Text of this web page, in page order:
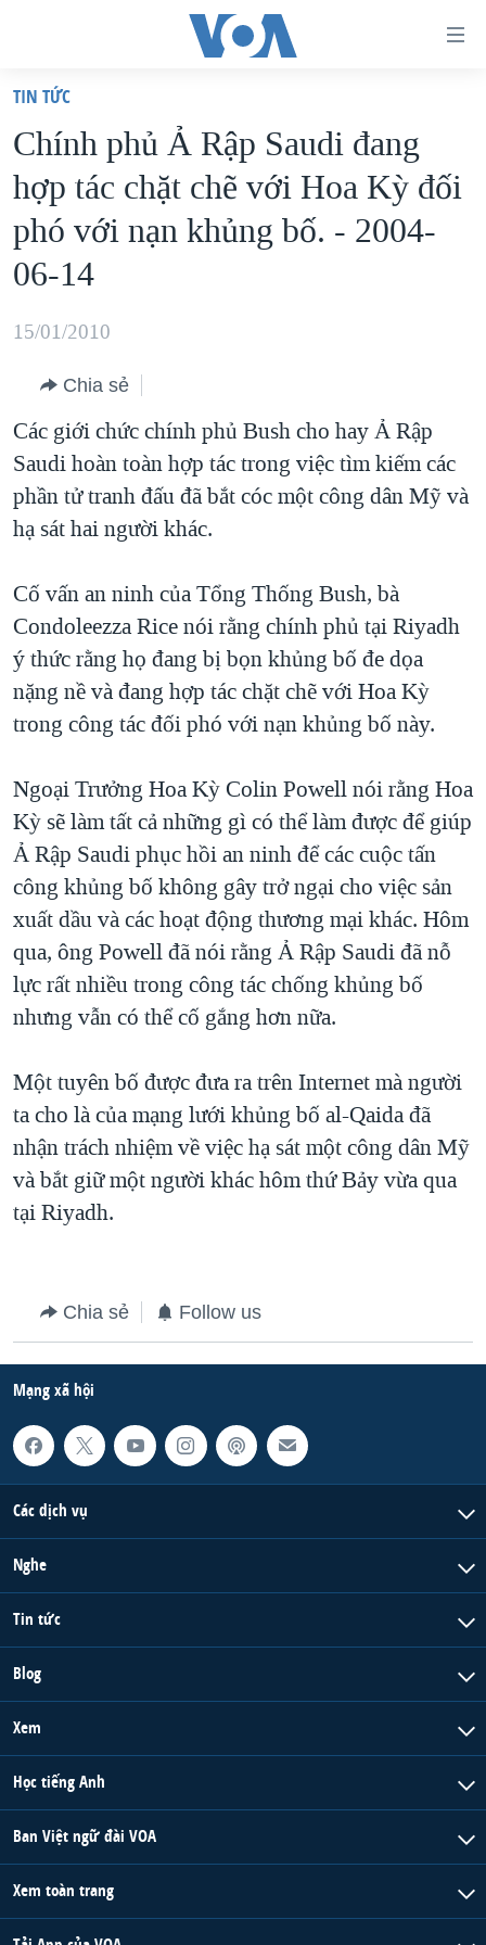
truy
cập
Tới
nội
dung
chính
Tới
hướng
chính
Đi
"Tìm"
VIỆT NAM
HOA KỲ
BIỂN ĐÔNG
THẾ GIỚI
MỤC
TỰ DO BÁO CHÍ
VẠCH TRẦN TIN GIẢ
NGƯỜI VIỆT HẢI NGOẠI
KINH TẾ
KHOA HỌC
SỨC KHOẺ
VĂN HOÁ
GIÁO DỤC
CHUYÊN ĐỀ
CHIẾN TRANH THƯƠNG MẠI CỦA MỸ: QUÁ KHỨ VÀ HIỆN
TẠI
HÀNH TRÌNH BẦU CỬ 2024
GIẢI MÃ VÀNH ĐAI & CON ĐƯỜNG
NGÀY TỊ NẠN THẾ GIỚI
TRỊNH VĨNH BÌNH - NGƯỜI HẠ 'BÊN THẮNG CUỘC'
GROUND ZERO – XƯA VÀ NAY
CÁC GIÁ TRỊ CỘNG HÒA Ở VIỆT NAM
THƯỢNG ĐỈNH TRUMP-KIM TẠI VIỆT NAM
TRỊNH VĨNH BÌNH VS. CHÍNH PHỦ VIỆT NAM
NGƯ DÂN VIỆT VÀ LÀN SÓNG TRỘM HẢI SÂM
BÊN KIA QUỐC LỘ: TIẾNG VỌNG TỪ NÔNG THÔN MỸ
QUAN HỆ VIỆT MỸ
HỌC TIẾNG ANH
VIDEO
NGHE
MẠNG XÃ HỘI
Ngôn ngữ khác
TIN TỨC
Chính phủ Ả Rập Saudi đang
hợp tác chặt chẽ với Hoa Kỳ đối
phó với nạn khủng bố. - 2004-
06-14
15/01/2010
Chia sẻ
Các giới chức chính phủ Bush cho hay Ả Rập
Saudi hoàn toàn hợp tác trong việc tìm kiếm các
phần tử tranh đấu đã bắt cóc một công dân Mỹ và
hạ sát hai người khác.
Cố vấn an ninh của Tổng Thống Bush, bà
Condoleezza Rice nói rằng chính phủ tại Riyadh
ý thức rằng họ đang bị bọn khủng bố đe dọa
nặng nề và đang hợp tác chặt chẽ với Hoa Kỳ
trong công tác đối phó với nạn khủng bố này.
Ngoại Trưởng Hoa Kỳ Colin Powell nói rằng Hoa
Kỳ sẽ làm tất cả những gì có thể làm được để giúp
Ả Rập Saudi phục hồi an ninh để các cuộc tấn
công khủng bố không gây trở ngại cho việc sản
xuất dầu và các hoạt động thương mại khác. Hôm
qua, ông Powell đã nói rằng Ả Rập Saudi đã nỗ
lực rất nhiều trong công tác chống khủng bố
nhưng vẫn có thể cố gắng hơn nữa.
Một tuyên bố được đưa ra trên Internet mà người
ta cho là của mạng lưới khủng bố al-Qaida đã
nhận trách nhiệm về việc hạ sát một công dân Mỹ
và bắt giữ một người khác hôm thứ Bảy vừa qua
tại Riyadh.
Chia sẻ Follow us
Mạng xã hội
Các dịch vụ
Nghe
Tin tức
Blog
Xem
Học tiếng Anh
Ban Việt ngữ đài VOA
Xem toàn trang